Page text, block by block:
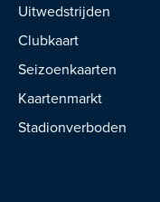
Uitwedstrijden
Clubkaart
Seizoenkaarten
Kaartenmarkt
Stadionverboden